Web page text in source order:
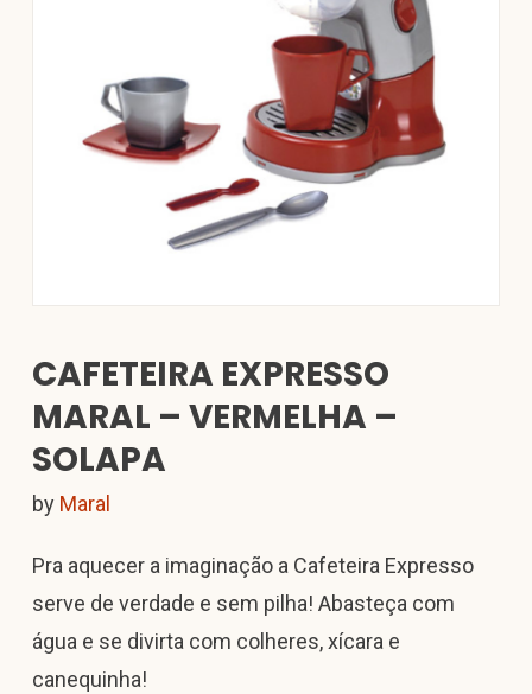
CAFETEIRA EXPRESSO
MARAL – VERMELHA –
SOLAPA
by Maral
Pra aquecer a imaginação a Cafeteira Expresso
serve de verdade e sem pilha! Abasteça com
água e se divirta com colheres, xícara e
canequinha!